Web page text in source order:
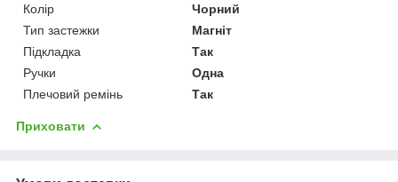
Колір
Чорний
Тип застежки
Магніт
Підкладка
Так
Ручки
Одна
Плечовий ремінь
Так
Приховати